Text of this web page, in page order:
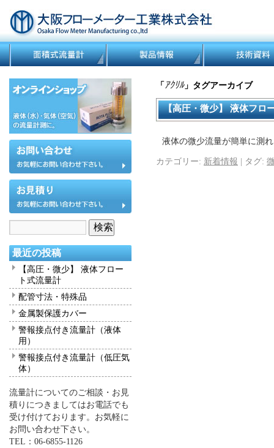
「 ｱｸﾘﾙ」タグアーカイブ
【高圧・微少】 液体フロ
液体の微少流量が簡単に測
カテゴリー: 新着情報 | タグ:
最近の投稿
【高圧・微少】 液体フロー
ト式流量計
配管寸法・特殊品
金属製保護カバー
警報接点付き流量計（液体
用）
警報接点付き流量計（低圧気
体）
流量計についてのご相談・お見
積りにつきましてはお電話でも
受け付けております。お気軽に
お問い合わせ下さい。
TEL：06-6855-1126